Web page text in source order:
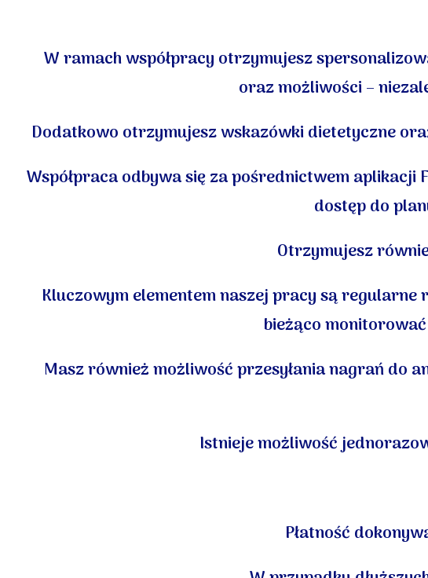
W ramach współpracy otrzymujesz
oraz możliwości –
Dodatkowo otrzymujesz wskazówki dietetyczne
Współpraca odbywa się za pośrednictwem aplikacji
dostęp do
Otrzymujesz
Kluczowym elementem naszej pracy są
bieżąco
Masz również możliwośćprzesyłania nagrań do
Istnieje możliwość
Płatność